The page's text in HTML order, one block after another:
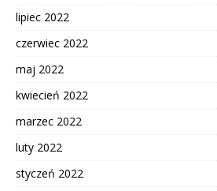
lipiec 2022
czerwiec 2022
maj 2022
kwiecień 2022
marzec 2022
luty 2022
styczeń 2022